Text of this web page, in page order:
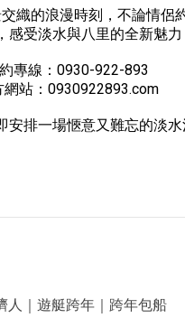
織的浪漫時刻，不論情
感受淡水與八里的全新魅力
專線：0930-922-893
網站：0930922893.com
安排一場愜意又難忘的淡水
人｜遊艇跨年｜跨年包船